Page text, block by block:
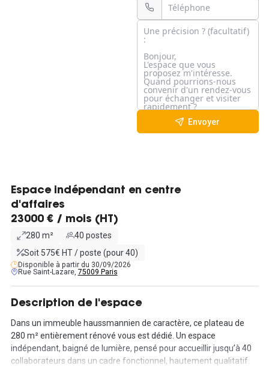
Envoyer
Espace indépendant en centre
d'affaires
23000 € / mois (HT)
280 m²
40 postes
Soit 575€ HT / poste (pour 40)
Disponible à partir du 30/09/2026
Rue Saint-Lazare, 75009 Paris
Description de l'espace
Dans un immeuble haussmannien de caractère, ce plateau de
280 m² entièrement rénové vous est dédié. Un espace
indépendant, baigné de lumière, pensé pour accueillir jusqu’à 40
collaborateurs dans un cadre fonctionnel, hautement qualitatif.